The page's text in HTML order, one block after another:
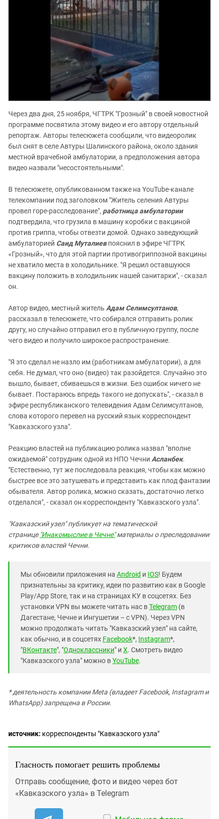
Через два дня, 25 ноября, ЧГТРК "Грозный" в своей новостной
программе посвятила этому видео и его автору отдельный
репортаж. Авторы телесюжета сообщили, что видеоролик
был снят в селе Автуры Шалинского района, около здания
местной врачебной амбулатории, а предположения автора
видео назвали "несостоятельными".
В телесюжете, опубликованном также на YouTube-канале
телекомпании под заголовком "Житель селения Автуры
провел горе-расследование", работница амбулатории
подтвердила, что грузила в машину коробки с вакциной
против гриппа, чтобы отвезти домой. Однако заведующий
амбулаторией Саид Муталиевпояснил в эфире ЧГТРК
«Грозный», что для этой партии противогриппозной вакцины
не хватило места в холодильнике. "Я решил оставшуюся
вакцину положить в холодильник нашей санитарки", - сказал
он.
Автор видео, местный житель Адам Селимсултанов,
рассказал в телесюжете, что собирался отправить ролик
другу, но случайно отправил его в публичную группу, после
чего видео и получило широкое распространение.
"Я это сделал не назло им (работникам амбулатории), а для
себя. Не думал, что оно (видео) так разойдется. Случайно это
вышло, бывает, сбиваешься в жизни. Без ошибок ничего не
бывает. Постараюсь впредь такого не допускать", - сказал в
эфире республиканского телевидения Адам Селимсултанов,
слова которого перевел на русский язык корреспондент
"Кавказского узла".
Реакцию властей на публикацию ролика назвал "вполне
ожидаемой" сотрудник одной из НПО Чечни Асланбек.
"Естественно, тут же последовала реакция, чтобы как можно
быстрее все это затушевать и представить как плод фантазии
обывателя. Автор ролика, можно сказать, достаточно легко
отделался", - сказал он корреспонденту "Кавказского узла".
"Кавказский узел" публикует на тематической
странице "Инакомыслие в Чечне"материалы о преследовании
критиков властей Чечни.
Мы обновили приложения на Android и IOS! Будем
признательны за критику, идеи по развитию как в Google
Play/App Store, так и на страницах КУ в соцсетях. Без
установки VPN вы можете читать нас вTelegram (в
Дагестане, Чечне и Ингушетии – с VPN). Через VPN
можно продолжать читать "Кавказский узел" на сайте,
как обычно, и в соцсетях Facebook*, Instagram*,
"ВКонтакте", "Одноклассники" и X. Смотреть видео
"Кавказского узла" можно вYouTube.
* деятельность компании Meta (владеет Facebook, Instagram и
WhatsApp) запрещена в России.
источник: корреспонденты "Кавказского узла"
Гласность помогает решить проблемы
Отправь сообщение, фото и видео через бот
«Кавказского узла» в Telegram